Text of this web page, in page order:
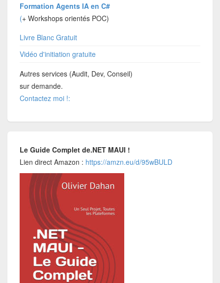
Formation Agents IA en C#
(+ Workshops orientés POC)
Livre Blanc Gratuit
Vidéo d'initiation gratuite
Autres services (Audit, Dev, Conseil)
sur demande.
Contactez moi !:
Le Guide Complet de.NET MAUI !
Lien direct Amazon : https://amzn.eu/d/95wBULD